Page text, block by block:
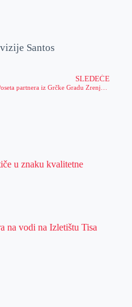
Santos
SLEDEĆE
u znaku kvalitetne
na vodi na Izletištu Tisa